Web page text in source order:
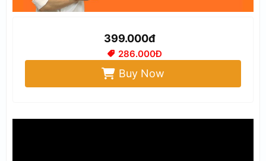
399.000đ
286.000Đ
Buy Now